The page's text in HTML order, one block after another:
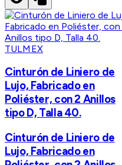
TULMEX
Cinturón de Liniero de
Lujo, Fabricado en
Poliéster, con 2 Anillos
tipo D, Talla 40.
Cinturón de Liniero de
Lujo, Fabricado en